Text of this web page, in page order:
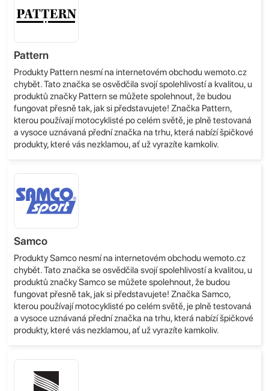
Pattern
Produkty Pattern nesmí na internetovém obchodu wemoto.cz
chybět. Tato značka se osvědčila svojí spolehlivostí a kvalitou, u
produktů značky Pattern se můžete spolehnout, že budou
fungovat přesně tak, jak si představujete! Značka Pattern,
kterou používají motocyklisté po celém světě, je plně testovaná
a vysoce uznávaná přední značka na trhu, která nabízí špičkové
produkty, které vás nezklamou, ať už vyrazíte kamkoliv.
Samco
Produkty Samco nesmí na internetovém obchodu wemoto.cz
chybět. Tato značka se osvědčila svojí spolehlivostí a kvalitou, u
produktů značky Samco se můžete spolehnout, že budou
fungovat přesně tak, jak si představujete! Značka Samco,
kterou používají motocyklisté po celém světě, je plně testovaná
a vysoce uznávaná přední značka na trhu, která nabízí špičkové
produkty, které vás nezklamou, ať už vyrazíte kamkoliv.